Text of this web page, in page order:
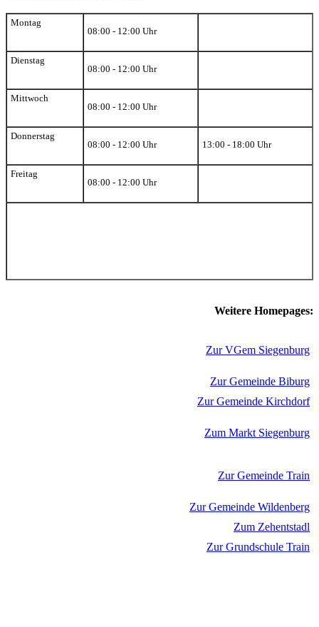
Montag
08:00 - 12:00 Uhr
Dienstag
08:00 - 12:00 Uhr
Mittwoch
08:00 - 12:00 Uhr
Donnerstag
08:00 - 12:00 Uhr
13:00 - 18:00 Uhr
Freitag
08:00 - 12:00 Uhr
Weitere Homepages:
Zur VGem Siegenburg
Zur Gemeinde Biburg
Zur Gemeinde Kirchdorf
Zum Markt Siegenburg
Zur Gemeinde Train
Zur Gemeinde Wildenberg
Zum Zehentstadl
Zur Grundschule Train